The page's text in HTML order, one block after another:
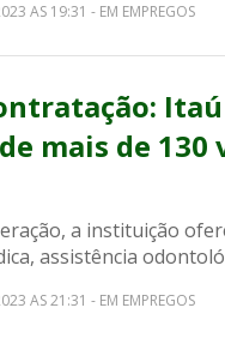
AS 19:31 - EM EMPREGOS
mais de 130
a instituição
assistência
AS 21:31 - EM EMPREGOS